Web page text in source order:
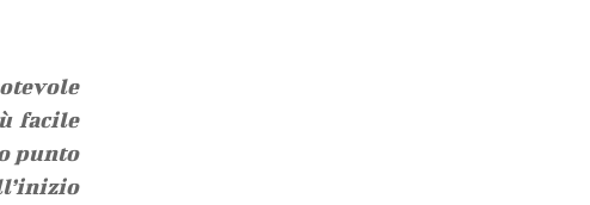
facile
punto